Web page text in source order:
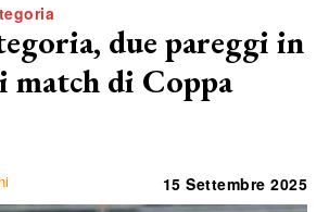
due pareggi in
di Coppa
15 Settembre 2025